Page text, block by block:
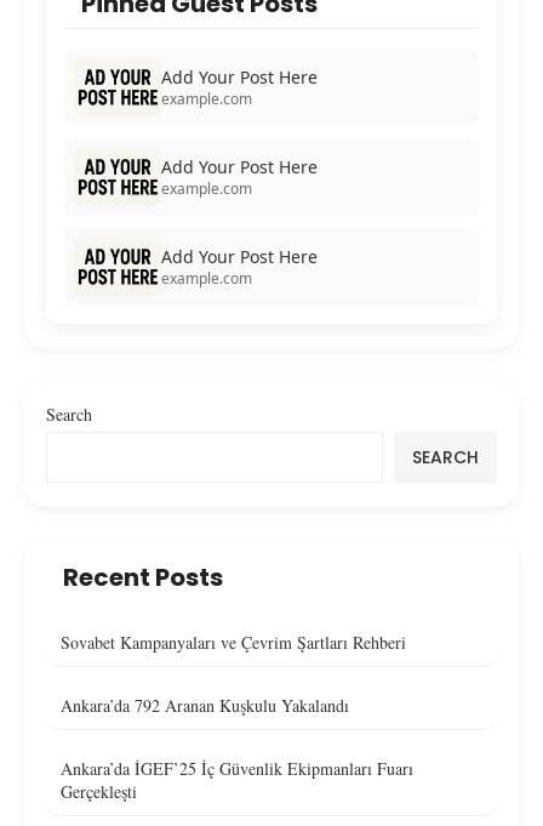
Add Your Post Here
example.com
Add Your Post Here
example.com
Add Your Post Here
example.com
Search
SEARCH
Recent Posts
Sovabet Kampanyaları ve Çevrim Şartları Rehberi
Ankara’da 792 Aranan Kuşkulu Yakalandı
Ankara’da İGEF’25 İç Güvenlik Ekipmanları Fuarı
Gerçekleşti